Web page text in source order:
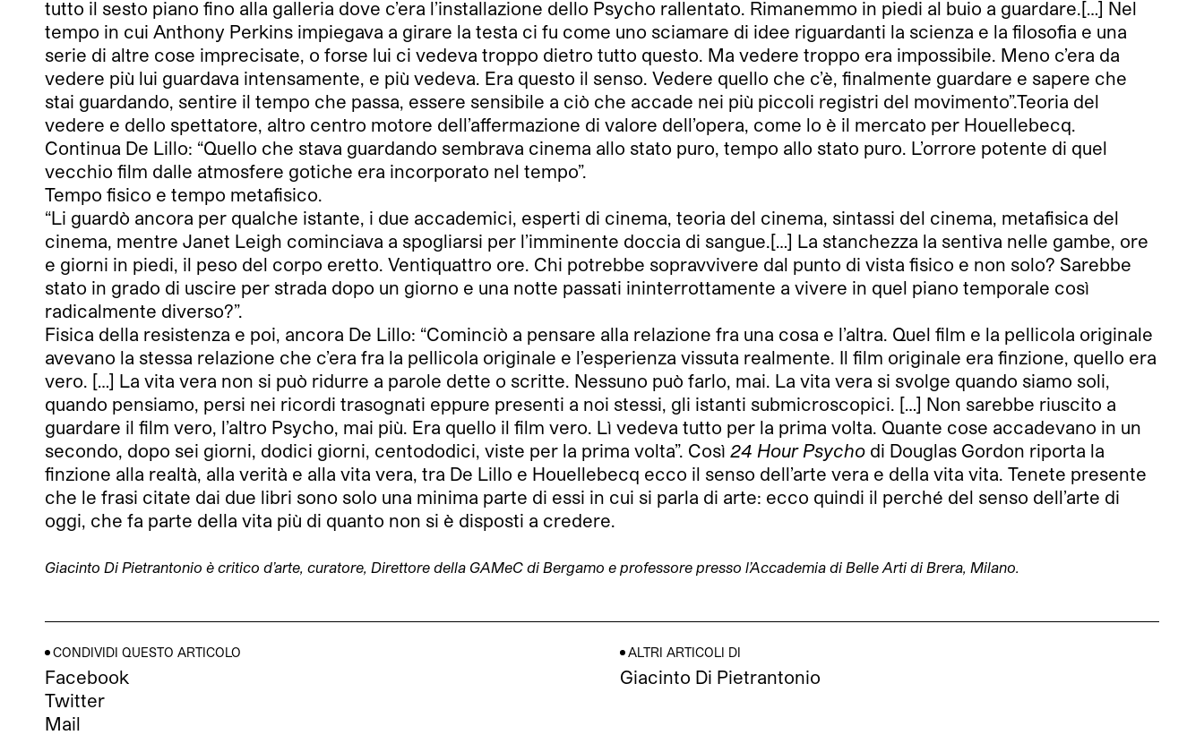
tutto il sesto piano fino alla galleria dove c’era l’installazione dello Psycho rallentato. Rimanemmo in piedi al buio a guardare.[…] Nel
tempo in cui Anthony Perkins impiegava a girare la testa ci fu come uno sciamare di idee riguardanti la scienza e la filosofia e una
serie di altre cose imprecisate, o forse lui ci vedeva troppo dietro tutto questo. Ma vedere troppo era impossibile. Meno c’era da
vedere più lui guardava intensamente, e più vedeva. Era questo il senso. Vedere quello che c’è, finalmente guardare e sapere che
stai guardando, sentire il tempo che passa, essere sensibile a ciò che accade nei più piccoli registri del movimento”.Teoria del
vedere e dello spettatore, altro centro motore dell’affermazione di valore dell’opera, come lo è il mercato per Houellebecq.
Continua De Lillo: “Quello che stava guardando sembrava cinema allo stato puro, tempo allo stato puro. L’orrore potente di quel
vecchio film dalle atmosfere gotiche era incorporato nel tempo”.
Tempo fisico e tempo metafisico.
“Li guardò ancora per qualche istante, i due accademici, esperti di cinema, teoria del cinema, sintassi del cinema, metafisica del
cinema, mentre Janet Leigh cominciava a spogliarsi per l’imminente doccia di sangue.[…] La stanchezza la sentiva nelle gambe, ore
e giorni in piedi, il peso del corpo eretto. Ventiquattro ore. Chi potrebbe sopravvivere dal punto di vista fisico e non solo? Sarebbe
stato in grado di uscire per strada dopo un giorno e una notte passati ininterrottamente a vivere in quel piano temporale così
radicalmente diverso?”.
Fisica della resistenza e poi, ancora De Lillo: “Cominciò a pensare alla relazione fra una cosa e l’altra. Quel film e la pellicola originale
avevano la stessa relazione che c’era fra la pellicola originale e l’esperienza vissuta realmente. Il film originale era finzione, quello era
vero. […] La vita vera non si può ridurre a parole dette o scritte. Nessuno può farlo, mai. La vita vera si svolge quando siamo soli,
quando pensiamo, persi nei ricordi trasognati eppure presenti a noi stessi, gli istanti submicroscopici. […] Non sarebbe riuscito a
guardare il film vero, l’altro Psycho, mai più. Era quello il film vero. Lì vedeva tutto per la prima volta. Quante cose accadevano in un
secondo, dopo sei giorni, dodici giorni, centododici, viste per la prima volta”. Così 24 Hour Psycho di Douglas Gordon riporta la
finzione alla realtà, alla verità e alla vita vera, tra De Lillo e Houellebecq ecco il senso dell’arte vera e della vita vita. Tenete presente
che le frasi citate dai due libri sono solo una minima parte di essi in cui si parla di arte: ecco quindi il perché del senso dell’arte di
oggi, che fa parte della vita più di quanto non si è disposti a credere.
Giacinto Di Pietrantonio è critico d’arte, curatore, Direttore della GAMeC di Bergamo e professore presso l’Accademia di Belle Arti di Brera, Milano.
CONDIVIDI QUESTO ARTICOLO
Facebook
Twitter
Mail
ALTRI ARTICOLI DI
Giacinto Di Pietrantonio